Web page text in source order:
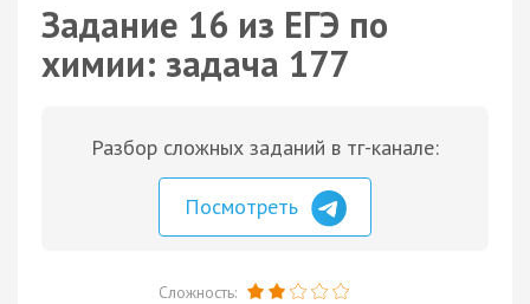
Задание 16 из ЕГЭ по
химии: задача 177
Разбор сложных заданий в тг-канале:
Посмотреть
Сложность: